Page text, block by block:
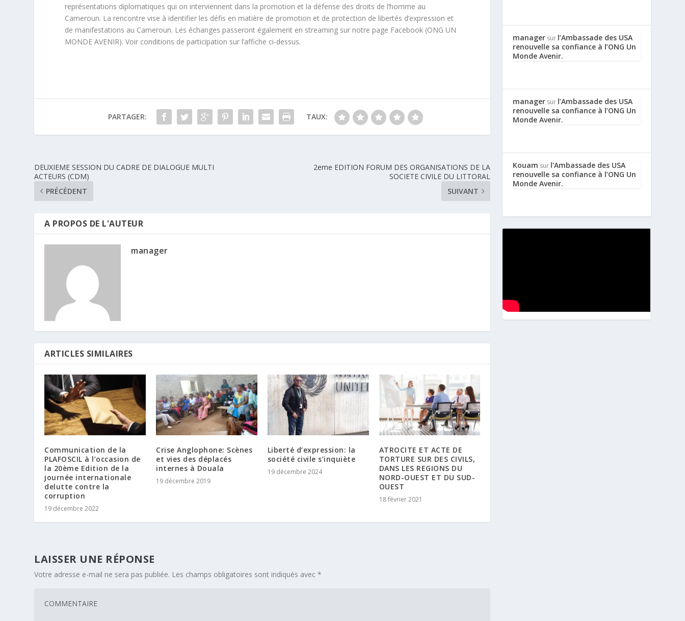
représentations diplomatiques qui on interviennent dans la promotion et la défense des droits de l’homme au
Cameroun. La rencontre vise à identifier les défis en matière de promotion et de protection de libertés d’expression et
de manifestations au Cameroun. Les échanges passeront également en streaming sur notre page Facebook (ONG UN
MONDE AVENIR). Voir conditions de participation sur l’affiche ci-dessus.
PARTAGER: TAUX:
DEUXIEME SESSION DU CADRE DE DIALOGUE MULTI
ACTEURS (CDM)
PRÉCÉDENT
2eme EDITION FORUM DES ORGANISATIONS DE LA
SOCIETE CIVILE DU LITTORAL
SUIVANT
A PROPOS DE L'AUTEUR
manager
ARTICLES SIMILAIRES
Communication de la
PLAFOSCIL à l’occasion de
la 20ème Edition de la
journée internationale
delutte contre la
corruption
19 décembre 2022
Crise Anglophone: Scènes
et vies des déplacés
internes à Douala
19 décembre 2019
Liberté d’expression: la
société civile s’inquiète
19 décembre 2024
ATROCITE ET ACTE DE
TORTURE SUR DES CIVILS,
DANS LES REGIONS DU
NORD-OUEST ET DU SUD-
OUEST
18 février 2021
LAISSER UNE RÉPONSE
Votre adresse e-mail ne sera pas publiée. Les champs obligatoires sont indiqués avec*
manager sur l’Ambassade des USA
renouvelle sa confiance à l’ONG Un
Monde Avenir.
manager sur l’Ambassade des USA
renouvelle sa confiance à l’ONG Un
Monde Avenir.
Kouam sur l’Ambassade des USA
renouvelle sa confiance à l’ONG Un
Monde Avenir.